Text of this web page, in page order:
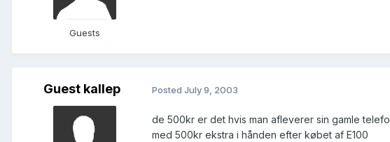
Guests
Guest kallep Posted July 9, 2003
de 500kr er det hvis man afleverer sin gamle
med 500kr ekstra i hånden efter købet af E100